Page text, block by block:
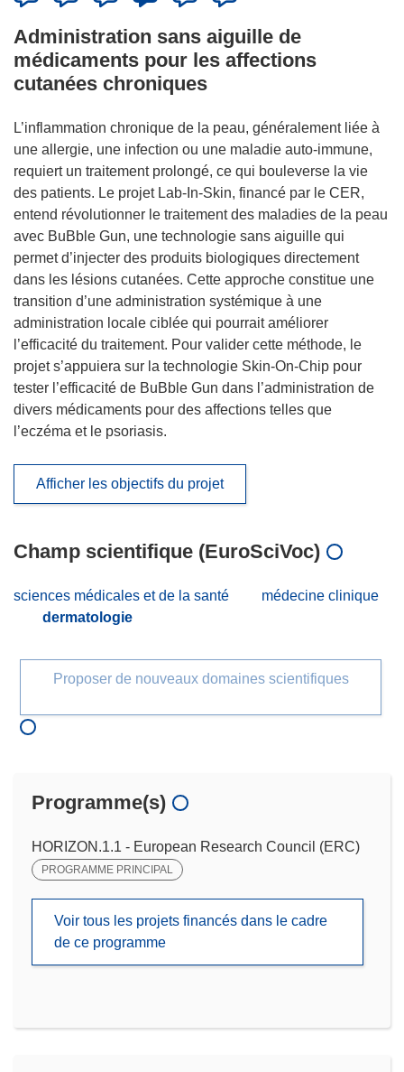
Administration sans aiguille de
médicaments pour les affections
cutanées chroniques
L’inflammation chronique de la peau, généralement liée à
une allergie, une infection ou une maladie auto-immune,
requiert un traitement prolongé, ce qui bouleverse la vie
des patients. Le projet Lab-In-Skin, financé par le CER,
entend révolutionner le traitement des maladies de la peau
avec BuBble Gun, une technologie sans aiguille qui
permet d’injecter des produits biologiques directement
dans les lésions cutanées. Cette approche constitue une
transition d’une administration systémique à une
administration locale ciblée qui pourrait améliorer
l’efficacité du traitement. Pour valider cette méthode, le
projet s’appuiera sur la technologie Skin-On-Chip pour
tester l’efficacité de BuBble Gun dans l’administration de
divers médicaments pour des affections telles que
l’eczéma et le psoriasis.
Afficher les objectifs du projet
Champ scientifique (EuroSciVoc)
sciences médicales et de la santé
médecine clinique
dermatologie
Proposer de nouveaux domaines scientifiques
Programme(s)
HORIZON.1.1 - European Research Council (ERC)
PROGRAMME PRINCIPAL
Voir tous les projets financés dans le cadre
de ce programme